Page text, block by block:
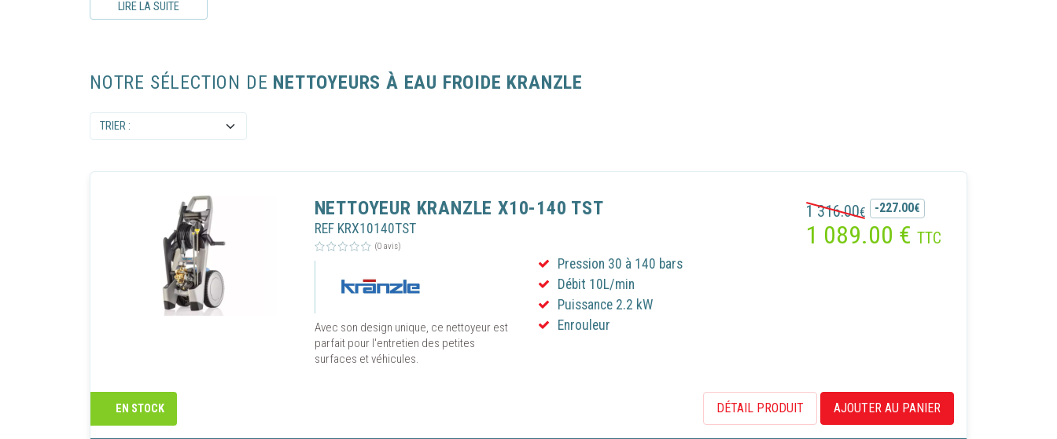
LIRE LA SUITE
NOTRE SÉLECTION DE NETTOYEURS À EAU FROIDE KRANZLE
NETTOYEUR KRANZLE X10-140 TST
REF KRX10140TST
(0 avis)
1 316.00€ -227.00€
1 089.00 € TTC
Avec son design unique, ce nettoyeur est
parfait pour l'entretien des petites
surfaces et véhicules.
Pression 30 à 140 bars
Débit 10L/min
Puissance 2.2 kW
Enrouleur
EN STOCK DÉTAIL PRODUIT AJOUTER AU PANIER